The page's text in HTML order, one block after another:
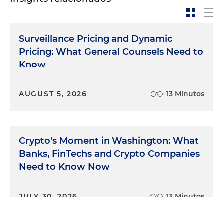
Surveillance Pricing and Dynamic
Pricing: What General Counsels Need to
Know
AUGUST 5, 2026 13 Minutos
Crypto's Moment in Washington: What
Banks, FinTechs and Crypto Companies
Need to Know Now